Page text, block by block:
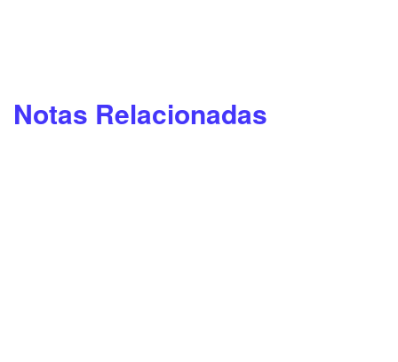
Notas Relacionadas